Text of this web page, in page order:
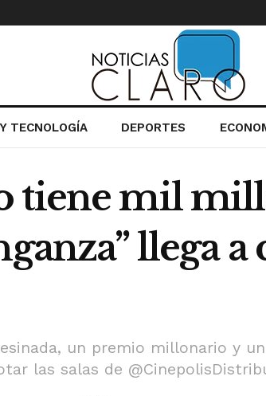
TECNOLOGÍA DEPORTES
tiene mil
llega a
un premio millonario y
las salas de